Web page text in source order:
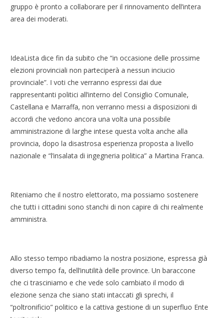
gruppo è pronto a collaborare per il rinnovamento dell’intera
area dei moderati.
IdeaLista dice fin da subito che “in occasione delle prossime
elezioni provinciali non parteciperà a nessun inciucio
provinciale”. I voti che verranno espressi dai due
rappresentanti politici all’interno del Consiglio Comunale,
Castellana e Marraffa, non verranno messi a disposizioni di
accordi che vedono ancora una volta una possibile
amministrazione di larghe intese questa volta anche alla
provincia, dopo la disastrosa esperienza proposta a livello
nazionale e “l’insalata di ingegneria politica” a Martina Franca.
Riteniamo che il nostro elettorato, ma possiamo sostenere
che tutti i cittadini sono stanchi di non capire di chi realmente
amministra.
Allo stesso tempo ribadiamo la nostra posizione, espressa già
diverso tempo fa, dell’inutilità delle province. Un baraccone
che ci trasciniamo e che vede solo cambiato il modo di
elezione senza che siano stati intaccati gli sprechi, il
“poltronificio” politico e la cattiva gestione di un superfluo Ente